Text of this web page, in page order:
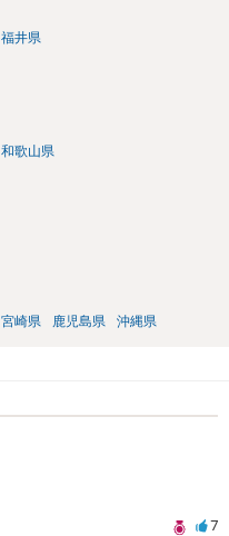
福井県
和歌山県
宮崎県 鹿児島県 沖縄県
7